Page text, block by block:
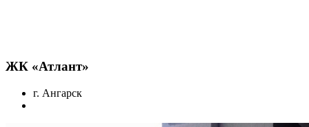
ЖК «Атлант»
г. Ангарск